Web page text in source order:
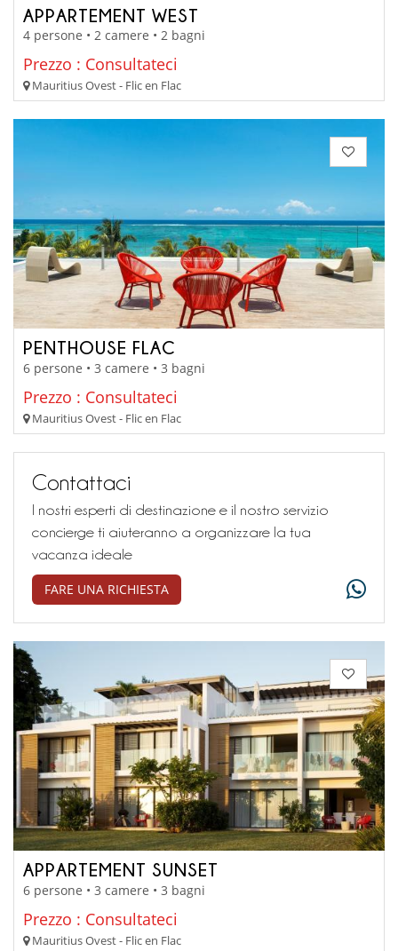
APPARTEMENT WEST
4 persone • 2 camere • 2 bagni
Prezzo : Consultateci
Mauritius Ovest - Flic en Flac
PENTHOUSE FLAC
6 persone • 3 camere • 3 bagni
Prezzo : Consultateci
Mauritius Ovest - Flic en Flac
Contattaci
I nostri esperti di destinazione e il nostro servizio
concierge ti aiuteranno a organizzare la tua
vacanza ideale
FARE UNA RICHIESTA
APPARTEMENT SUNSET
6 persone • 3 camere • 3 bagni
Prezzo : Consultateci
Mauritius Ovest - Flic en Flac